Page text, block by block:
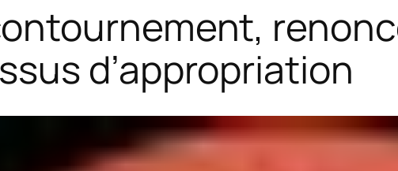
d’appropriation